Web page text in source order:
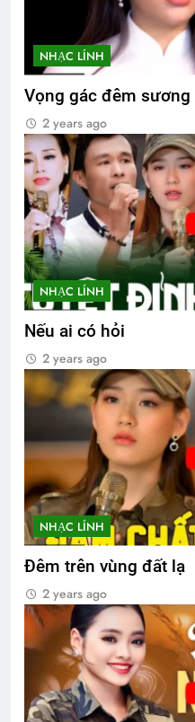
NHẠC LÍNH
Vọng gác đêm sương
2 years ago
NHẠC LÍNH
Nếu ai có hỏi
2 years ago
NHẠC LÍNH
Đêm trên vùng đất lạ
2 years ago